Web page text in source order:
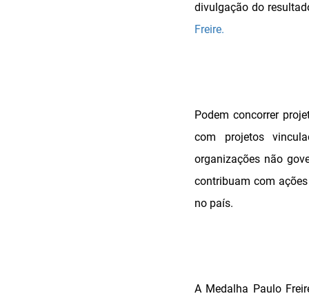
divulgação do
Freire.
Podem concorrer
com projetos
organizações não
contribuam com
no país.
A Medalha Paulo